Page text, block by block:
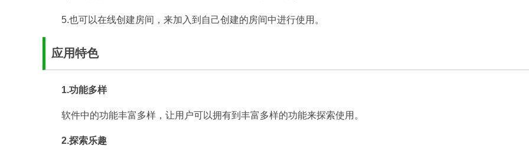
5.也可以在线创建房间，来加入到自己创建的房间中进行使用。
应用特色
1.功能多样
软件中的功能丰富多样，让用户可以拥有到丰富多样的功能来探索使用。
2.探索乐趣